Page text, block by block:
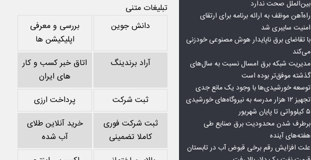
بین‌الملل صحت ندارد
راه‌آهن موظف به ارائه برنامه برای ارتقای
امنیت سایبری شد
با تقاضای برق ناپایدار هوش مصنوعی خودزنی
می‌کند
مدیریت شبکه برق امسال نسبت به سال‌های
گذشته موفق‌تر بوده است
توسعه خورشیدی‌ها با وجود یک مانع جدی
تجهیز ۱۲ هزار مدرسه به نیروگاه‌های خورشیدی
۵ کیلوواتی تا پایان شهریور
برطرف شدن محدودیت‌ برق صنایع طی
هفته‌های آینده
علت افزایش رقم برخی قبوض آب در تابستان
تبلیغات متنی
دانش جوین
بررسی و معرفی
اپلیکیشن ها
آراد برندینگ
اتاق خبر کسب و کار
های ایران
ثبت شرکت
پرداخت ارزی
ثبت شرکت فوری
کاملا تضمینی
خرید آنلاین طلای
آب شده